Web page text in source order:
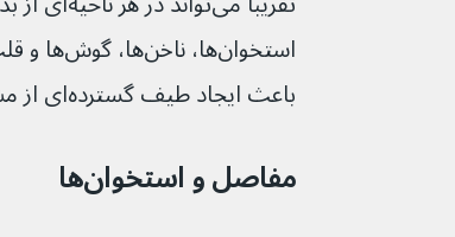
باعث ایجاد طیف گسترده‌ای از مشکلات می‌شود.
مفاصل و استخوان‌ها